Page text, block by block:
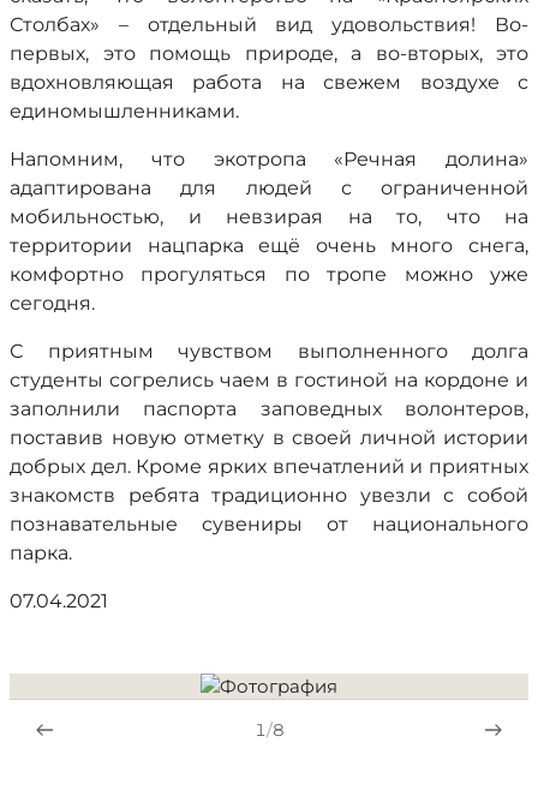
Столбах» – отдельный вид удовольствия! Во-
первых, это помощь природе, а во-вторых, это
вдохновляющая работа на свежем воздухе с
единомышленниками.
Напомним, что экотропа «Речная долина»
адаптирована для людей с ограниченной
мобильностью, и невзирая на то, что на
территории нацпарка ещё очень много снега,
комфортно прогуляться по тропе можно уже
сегодня.
С приятным чувством выполненного долга
студенты согрелись чаем в гостиной на кордоне и
заполнили паспорта заповедных волонтеров,
поставив новую отметку в своей личной истории
добрых дел. Кроме ярких впечатлений и приятных
знакомств ребята традиционно увезли с собой
познавательные сувениры от национального
парка.
07.04.2021
1/8